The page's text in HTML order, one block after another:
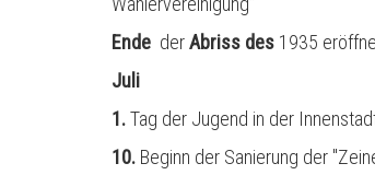
Ende derAbriss des 1935
Juli
1.Tag der Jugend in der
10. Beginn der Sanierung der